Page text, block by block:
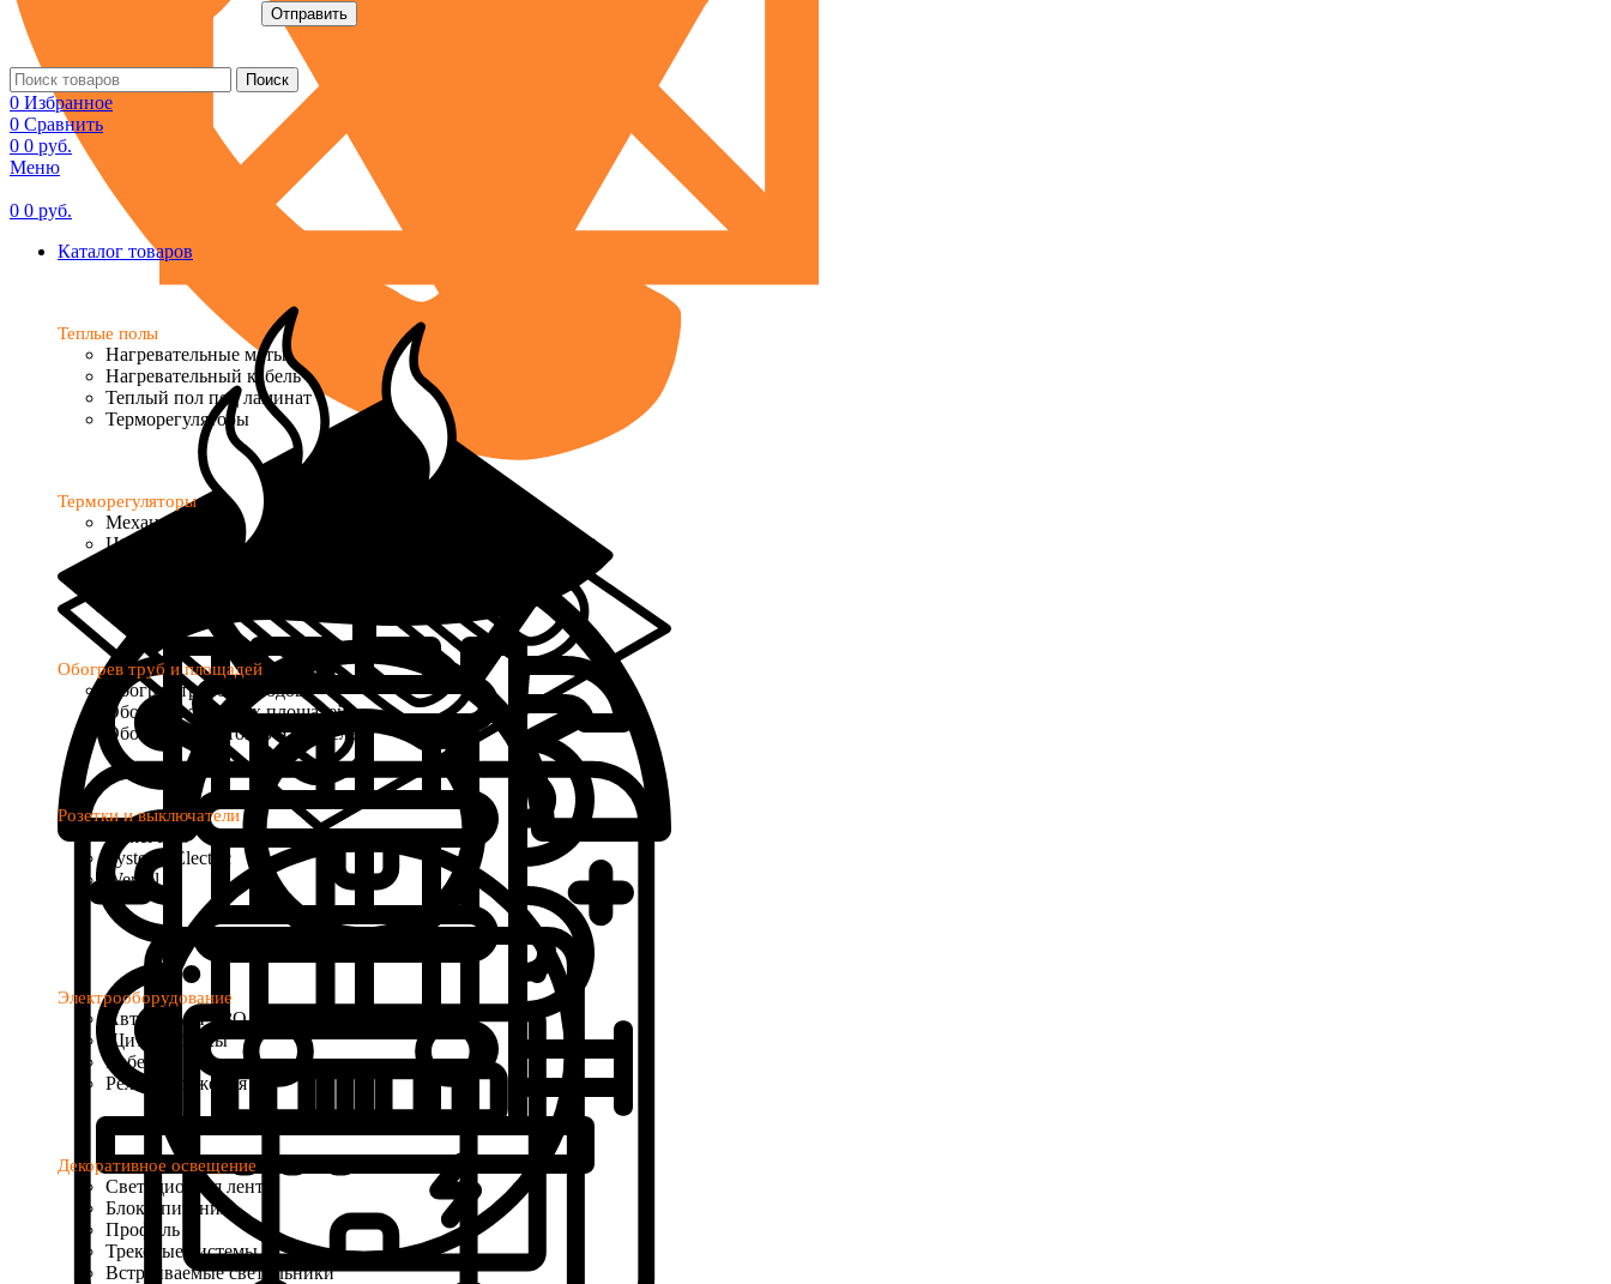
Поиск
0 Избранное
0 Сравнить
0 0 руб.
Меню
0 0 руб.
Каталог товаров
Теплые полы
Нагревательные маты
Нагревательный кабель
Теплый пол под ламинат
Терморегуляторы
Терморегуляторы
Механические
Цифровые
Обогрев труб и площадей
Обогрев трубопроводов
Обогрев открытых площадей
Обогрев водостоков и кровель
Розетки и выключатели
Donel R98
Systeme Electric
Werkel
Электрооборудование
Автоматы и УЗО
Щиты и боксы
Кабель и провод
Реле напряжения
Декоративное освещение
Светодиодная лента
Блоки питания
Профиль
Трековые системы
Встраиваемые светильники